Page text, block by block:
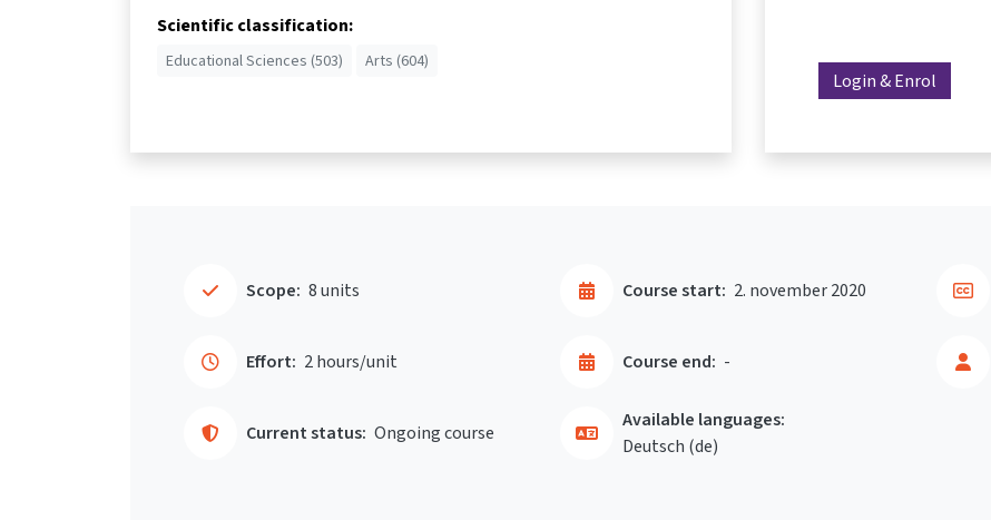
Scientific classification:
Educational Sciences (503) Arts (604)
Login & Enrol
Scope: 8 units
Effort: 2 hours/unit
Course start: 2. november 2020
Course end: -
Current status: Ongoing course
Available languages:
Deutsch ‎(de)‎